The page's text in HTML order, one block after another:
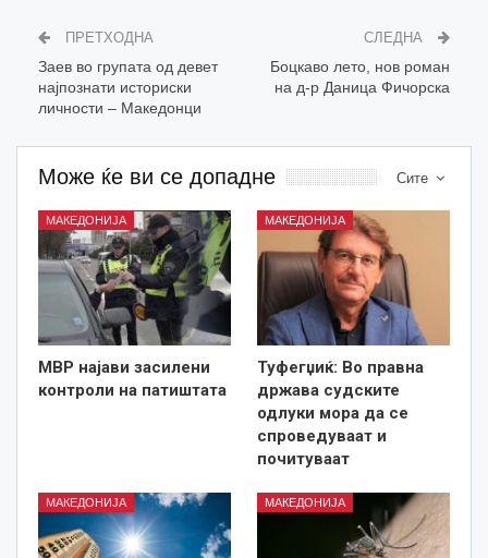
ПРЕТХОДНА
Заев во групата од девет
најпознати историски
личности – Македонци
СЛЕДНА
Боцкаво лето, нов роман
на д-р Даница Фичорска
Сите
Може ќе ви се допадне
МАКЕДОНИЈА
МВР најави засилени
контроли на патиштата
МАКЕДОНИЈА
Туфегџиќ: Во правна
држава судските
одлуки мора да се
спроведуваат и
почитуваат
МАКЕДОНИЈА МАКЕДОНИЈА